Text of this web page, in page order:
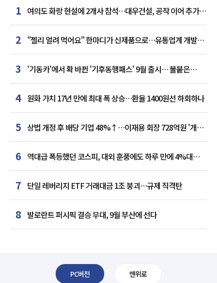
1 여의도 화랑 현설에 2개사 참석…대우건설, 공작 이어 추가
거점 확보하나
2 "젤리 얼려 먹어요" 한마디가 신제품으로…유통업계 개발실
된 SNS
3
'기동카'에서 확 바뀐 '기후동행패스' 9월 출시… 불붙은
카드사 경쟁
4 원화 가치 17년 만에 최대 폭 상승…환율 1400원선 하회하나
5 상법 개정 후 배당 기업 48%↑…이재용 회장 728억원 '개인
최다'
6 역대급 폭등했던 코스피, 대외 훈풍에도 하루 만에 4%대
급락
7 단일 레버리지 ETF 거래대금 1조 붕괴…규제 직격탄
8 발로란트 퍼시픽 결승 무대, 9월 부산에 선다
PC버전 맨위로